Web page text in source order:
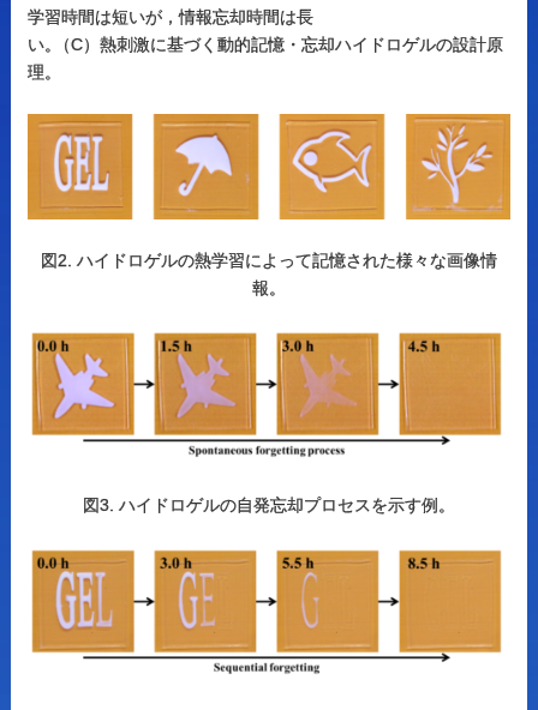
学習時間は短いが，情報忘却時間は長
い。
（C）熱刺激に基づく動的記憶・忘却ハイドロゲルの設計原
理。
図2. ハイドロゲルの熱学習によって記憶された様々な画像情
報。
図3. ハイドロゲルの自発忘却プロセスを示す例。